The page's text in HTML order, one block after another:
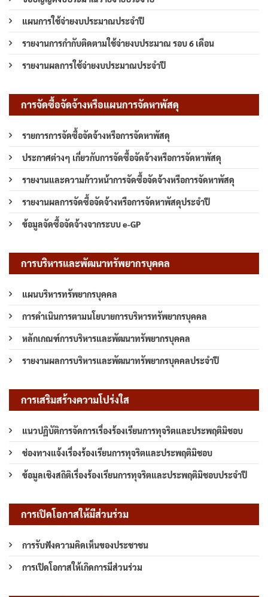
แผนการใช้จ่ายงบประมาณประจำปี
รายงานการกำกับติดตามใช้จ่ายงบประมาณ รอบ 6 เดือน
รายงานผลการใช้จ่ายงบประมาณประจำปี
การจัดซื้อจัดจ้างหรือแผนการจัดหาพัสดุ
รายการการจัดซื้อจัดจ้างหรือการจัดหาพัสดุ
ประกาศต่างๆ เกี่ยวกับการจัดซื้อจัดจ้างหรือการจัดหาพัสดุ
รายงานและความก้าวหน้าการจัดซื้อจัดจ้างหรือการจัดหาพัสดุ
รายงานผลการจัดซื้อจัดจ้างหรือการจัดหาพัสดุประจำปี
ข้อมูลจัดซื้อจัดจ้างจากระบบ e-GP
การบริหารและพัฒนาทรัพยากรบุคคล
แผนบริหารทรัพยากรบุคคล
การดำเนินการตามนโยบายการบริหารทรัพยากรบุคคล
หลักเกณฑ์การบริหารและพัฒนาทรัพยากรบุคคล
รายงานผลการบริหารและพัฒนาทรัพยากรบุคคลประจำปี
การเสริมสร้างความโปร่งใส
แนวปฏิบัติการจัดการเรื่องร้องเรียนการทุจริตและประพฤติมิชอบ
ช่องทางแจ้งเรื่องร้องเรียนการทุจริตและประพฤติมิชอบ
ข้อมูลเชิงสถิติเรื่องร้องเรียนการทุจริตและประพฤติมิชอบประจำปี
การเปิดโอกาสให้มีส่วนร่วม
การรับฟังความคิดเห็นของประชาชน
การเปิดโอกาสให้เกิดการมีส่วนร่วม